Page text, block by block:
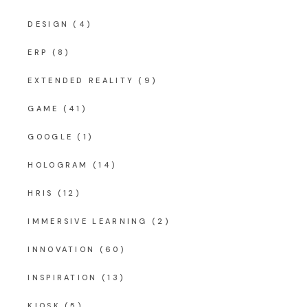
DESIGN (4)
ERP (8)
EXTENDED REALITY (9)
GAME (41)
GOOGLE (1)
HOLOGRAM (14)
HRIS (12)
IMMERSIVE LEARNING (2)
INNOVATION (60)
INSPIRATION (13)